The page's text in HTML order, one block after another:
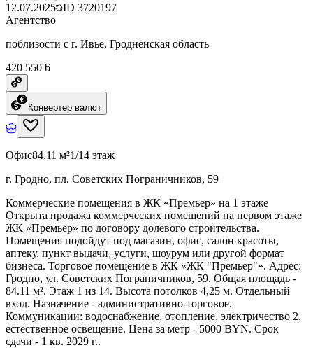
12.07.2025 ID 3720197
Агентство
поблизости с г. Ивье, Гродненская область
420 550 ƃ
Конвертер валют
Офис84.11 м²1/14 этаж
г. Гродно, пл. Советских Пограничников, 59
Коммерческие помещения в ЖК «Премьер» на 1 этаже
Открыта продажа коммерческих помещений на первом этаже
ЖК «Премьер» по договору долевого строительства.
Помещения подойдут под магазин, офис, салон красоты,
аптеку, пункт выдачи, услуги, шоурум или другой формат
бизнеса. Торговое помещение в ЖК «ЖК "Премьер"». Адрес:
Гродно, ул. Советских Пограничников, 59. Общая площадь -
84.11 м². Этаж 1 из 14. Высота потолков 4,25 м. Отдельный
вход. Назначение - административно-торговое.
Коммуникации: водоснабжение, отопление, электричество 2,
естественное освещение. Цена за метр - 5000 BYN. Срок
сдачи - 1 кв. 2029 г..